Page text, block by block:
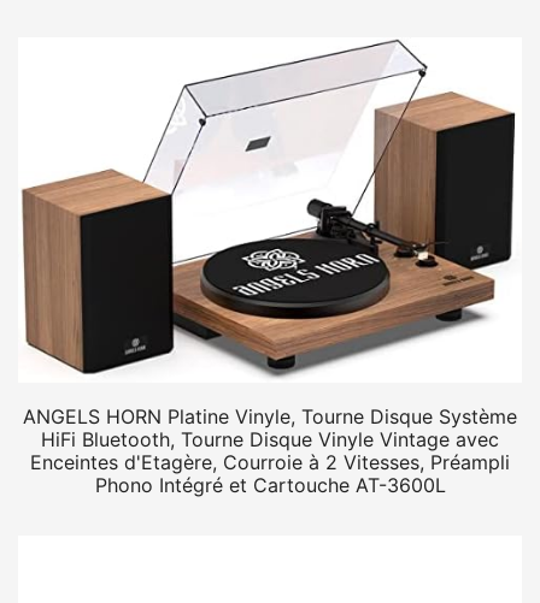
ANGELS HORN Platine Vinyle, Tourne Disque Système
HiFi Bluetooth, Tourne Disque Vinyle Vintage avec
Enceintes d'Etagère, Courroie à 2 Vitesses, Préampli
Phono Intégré et Cartouche AT-3600L